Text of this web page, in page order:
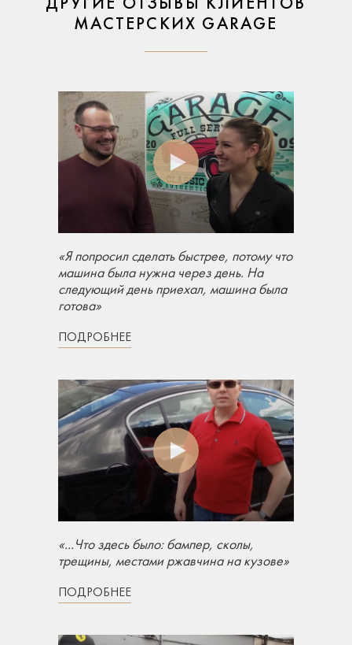
ДРУГИЕ ОТЗЫВЫ КЛИЕНТОВ
МАСТЕРСКИХ GARAGE
«Я попросил сделать быстрее, потому что
машина была нужна через день. На
следующий день приехал, машина была
готова»
ПОДРОБНЕЕ
«...Что здесь было: бампер, сколы,
трещины, местами ржавчина на кузове»
ПОДРОБНЕЕ